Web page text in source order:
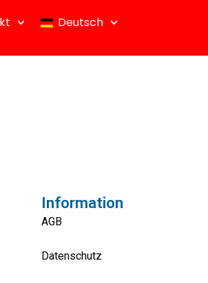
Deutsch
Information
AGB
Datenschutz